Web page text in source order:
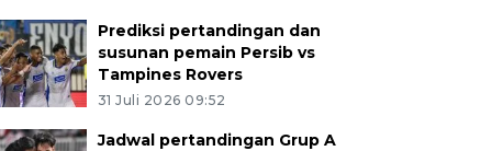
Prediksi pertandingan dan
susunan pemain Persib vs
Tampines Rovers
31 Juli 2026 09:52
Jadwal pertandingan Grup A